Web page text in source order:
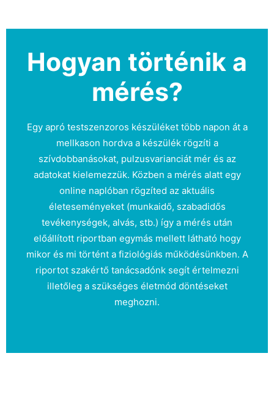
Hogyan történik a
mérés?
Egy apró testszenzoros készüléket több napon át a
mellkason hordva a készülék rögzíti a
szívdobbanásokat, pulzusvarianciát mér és az
adatokat kielemezzük. Közben a mérés alatt egy
online naplóban rögzíted az aktuális
életeseményeket (munkaidő, szabadidős
tevékenységek, alvás, stb.) így a mérés után
előállított riportban egymás mellett látható hogy
mikor és mi történt a fiziológiás működésünkben. A
riportot szakértő tanácsadónk segít értelmezni
illetőleg a szükséges életmód döntéseket
meghozni.